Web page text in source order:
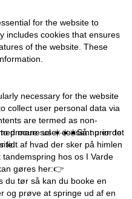
med mere sol ☀️☀️☀️Så nu er det
lidt af hvad der sker på himlen
hos os I Varde
gøres her:👉
du tør så kan du booke en
og prøve at springe ud af en
for the website to
includes cookies that ensures
of the website. These
necessary for the website
collect user personal data via
are termed as non-
procure user consent prior to